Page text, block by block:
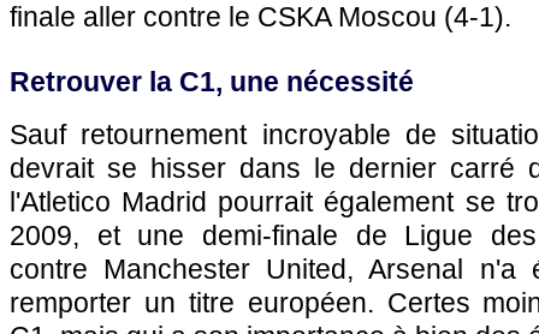
finale aller contre le CSKA Moscou (4-1).
Retrouver la C1, une nécessité
Sauf retournement incroyable de
devrait se hisser dans le dernier carré
l'Atletico Madrid pourrait également se
2009, et une demi-finale de Ligue
contre Manchester United, Arsenal
remporter un titre européen. Certes